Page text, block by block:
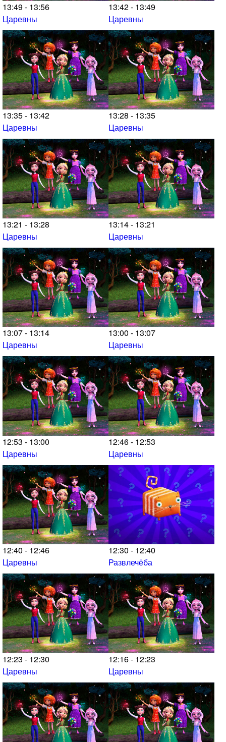
13:49 - 13:56
Царевны
13:42 - 13:49
Царевны
13:35 - 13:42
Царевны
13:28 - 13:35
Царевны
13:21 - 13:28
Царевны
13:14 - 13:21
Царевны
13:07 - 13:14
Царевны
13:00 - 13:07
Царевны
12:53 - 13:00
Царевны
12:46 - 12:53
Царевны
12:40 - 12:46
Царевны
12:30 - 12:40
Развлечёба
12:23 - 12:30
Царевны
12:16 - 12:23
Царевны